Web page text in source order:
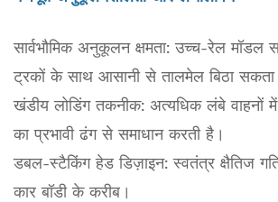
सार्वभौमिक अनुकूलन क्षमता: उच्च-रेल मॉडल
ट्रकों के साथ आसानी से तालमेल बिठा सकता
खंडीय लोडिंग तकनीक: अत्यधिक लंबे वाहनों
का प्रभावी ढंग से समाधान करती है।
डबल-स्टैकिंग हेड डिज़ाइन: स्वतंत्र क्षैतिज
कार बॉडी के करीब।